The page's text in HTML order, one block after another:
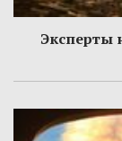
Эксперты